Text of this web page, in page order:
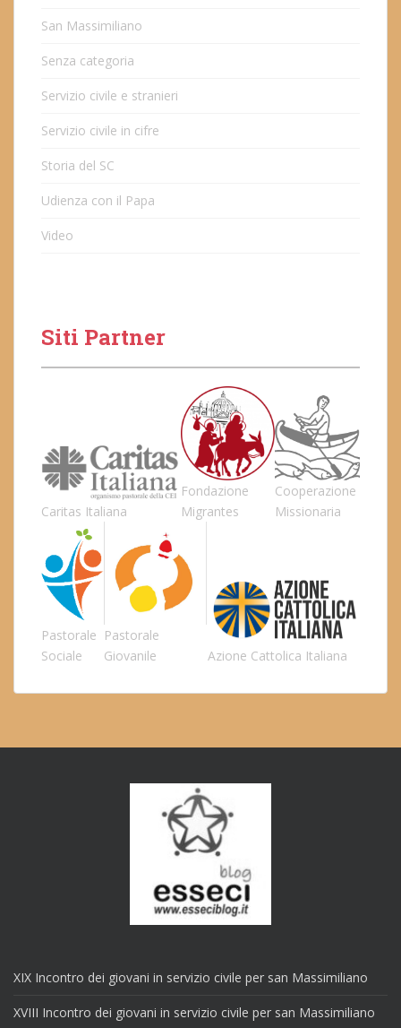
San Massimiliano
Senza categoria
Servizio civile e stranieri
Servizio civile in cifre
Storia del SC
Udienza con il Papa
Video
Siti Partner
Caritas Italiana
Fondazione
Migrantes
Cooperazione
Missionaria
Pastorale
Sociale
Pastorale
Giovanile
Azione Cattolica Italiana
XIX Incontro dei giovani in servizio civile per san Massimiliano
XVIII Incontro dei giovani in servizio civile per san Massimiliano